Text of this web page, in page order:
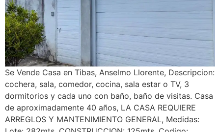
Se Vende Casa en Tibas, Anselmo Llorente, Descripcion:
cochera, sala, comedor, cocina, sala estar o TV, 3
dormitorios y cada uno con baño, baño de visitas. Casa
de aproximadamente 40 años, LA CASA REQUIERE
ARREGLOS Y MANTENIMIENTO GENERAL, Medidas: